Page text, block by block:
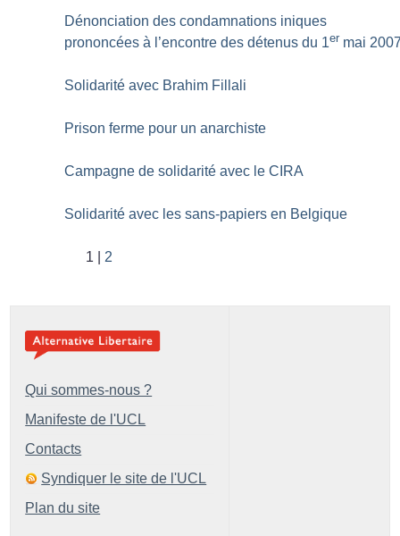
Dénonciation des condamnations iniques
prononcées à l’encontre des détenus du 1er mai
Solidarité avec Brahim Fillali
Prison ferme pour un anarchiste
Campagne de solidarité avec le CIRA
Solidarité avec les sans-papiers en Belgique
1 2
Qui sommes-nous ?
Manifeste de l'UCL
Contacts
Syndiquer le site de l'UCL
Plan du site